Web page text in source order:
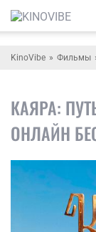
KinoVibe Фильмы
КАЯРА:
ОНЛАЙН